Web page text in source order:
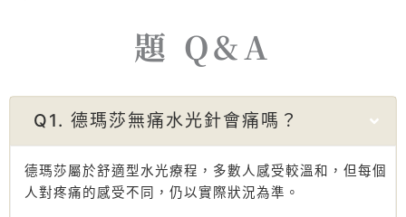
題 Q&A
Q1. 德瑪莎無痛水光針會痛嗎？
德瑪莎屬於舒適型水光療程，多數人感受較溫和，但每個
人對疼痛的感受不同，仍以實際狀況為準。